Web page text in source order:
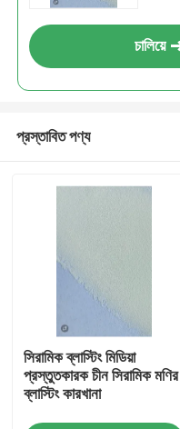
চালিয়ে
প্রস্তাবিত পণ্য
সিরামিক ব্লাস্টিং মিডিয়া
প্রস্তুতকারক চীন সিরামিক মণির
ব্লাস্টিং কারখানা